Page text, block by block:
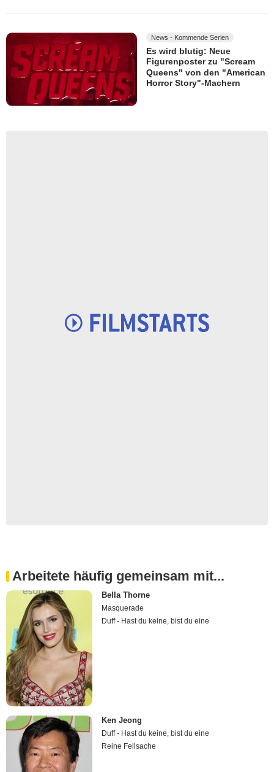
News - Kommende Serien
Es wird blutig: Neue
Figurenposter zu "Scream
Queens" von den "American
Horror Story"-Machern
Arbeitete häufig gemeinsam mit...
Bella Thorne
Masquerade
Duff - Hast du keine, bist du eine
Ken Jeong
Duff - Hast du keine, bist du eine
Reine Fellsache